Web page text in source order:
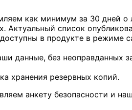
как минимум за 30 дней
Актуальный список
в продукте в режиме
данные, без неоправданных
хранения резервных копий.
анкету безопасности и